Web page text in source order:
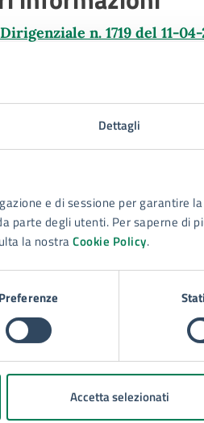
Dettagli
e di sessione per garantire
parte degli utenti. Per saperne di
la nostraCookie Policy.
Preferenze
Accetta selezionati
n. 1719 del 11-
(da 1 a 5 stelle)
di stelle per valutare la
5 stelle su 5
4 stelle su 5
su 5
su 5